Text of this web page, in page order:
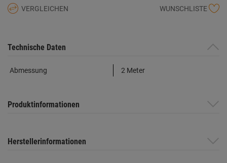
VERGLEICHEN WUNSCHLISTE
Technische Daten
Abmessung 2 Meter
Produktinformationen
Herstellerinformationen